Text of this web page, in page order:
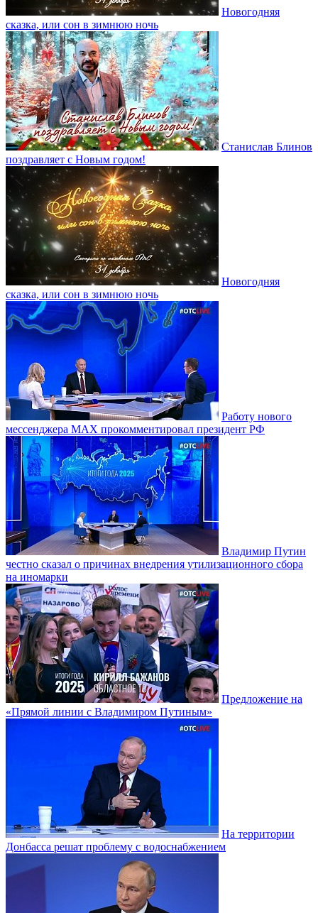
Новогодняя
сказка, или сон в зимнюю ночь
Станислав Блинов
поздравляет с Новым годом!
Новогодняя
сказка, или сон в зимнюю ночь
Работу нового
мессенджера MAX прокомментировал президент РФ
Владимир Путин
честно сказал о причинах внедрения утилизационного сбора
на иномарки
Предложение на
«Прямой линии с Владимиром Путиным»
На территории
Донбасса решат проблему с водоснабжением